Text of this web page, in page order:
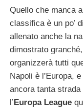
Quello che manca
classifica è un po’ di
allenato anche la
dimostrato
organizzerà tutti
Napoli è l’Europa,
ancora tanta
l’Europa League